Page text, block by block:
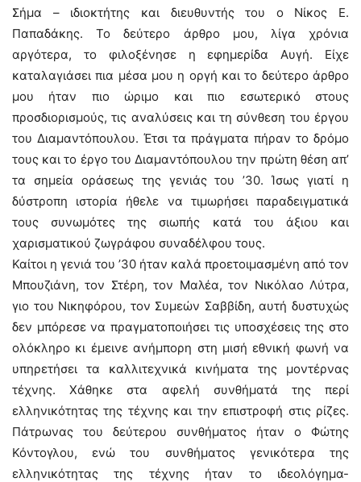
Σήμα – ιδιοκτήτης και διευθυντής του ο Νίκος Ε.
Παπαδάκης. Το δεύτερο άρθρο μου, λίγα χρόνια
αργότερα, το φιλοξένησε η εφημερίδα Αυγή. Είχε
καταλαγιάσει πια μέσα μου η οργή και το δεύτερο άρθρο
μου ήταν πιο ώριμο και πιο εσωτερικό στους
προσδιορισμούς, τις αναλύσεις και τη σύνθεση του έργου
του Διαμαντόπουλου. Έτσι τα πράγματα πήραν το δρόμο
τους και το έργο του Διαμαντόπουλου την πρώτη θέση απ’
τα σημεία οράσεως της γενιάς του ’30. Ίσως γιατί η
δύστροπη ιστορία ήθελε να τιμωρήσει παραδειγματικά
τους συνωμότες της σιωπής κατά του άξιου και
χαρισματικού ζωγράφου συναδέλφου τους.
Καίτοι η γενιά του ’30 ήταν καλά προετοιμασμένη από τον
Μπουζιάνη, τον Στέρη, τον Μαλέα, τον Νικόλαο Λύτρα,
γιο του Νικηφόρου, τον Συμεών Σαββίδη, αυτή δυστυχώς
δεν μπόρεσε να πραγματοποιήσει τις υποσχέσεις της στο
ολόκληρο κι έμεινε ανήμπορη στη μισή εθνική φωνή να
υπηρετήσει τα καλλιτεχνικά κινήματα της μοντέρνας
τέχνης. Χάθηκε στα αφελή συνθήματά της περί
ελληνικότητας της τέχνης και την επιστροφή στις ρίζες.
Πάτρωνας του δεύτερου συνθήματος ήταν ο Φώτης
Κόντογλου, ενώ του συνθήματος γενικότερα της
ελληνικότητας της τέχνης ήταν το ιδεολόγημα-